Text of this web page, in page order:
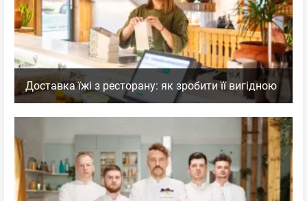
Доставка їжі з ресторану: як зробити її вигідною